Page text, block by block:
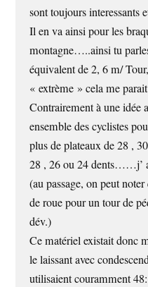
sont toujours interessants
Il en va ainsi pour les
montagne…..ainsi tu
équivalent de 2, 6 m/
« extrème » cela me
Contrairement à une idée
ensemble des cyclistes
plus de plateaux de 28 ,
28 , 26 ou 24 dents……j’
(au passage, on peut
de roue pour un tour de
dév.)
Ce matériel existait donc
le laissant avec
utilisaient couramment